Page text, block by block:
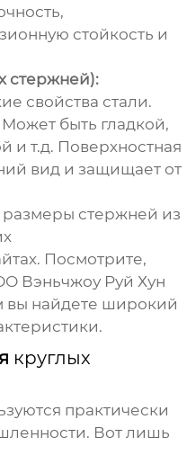
стойкость и
стержней):
свойства стали.
Может быть гладкой,
и т.д. Поверхностная
вид и защищает от
стержней из
Посмотрите,
Вэньчжоу Руй Хун
вы найдете широкий
круглых
практически
Вот лишь